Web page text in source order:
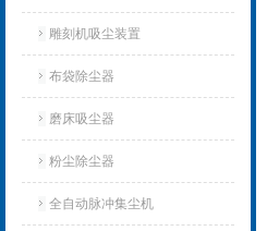
雕刻机吸尘装置
布袋除尘器
磨床吸尘器
粉尘除尘器
全自动脉冲集尘机